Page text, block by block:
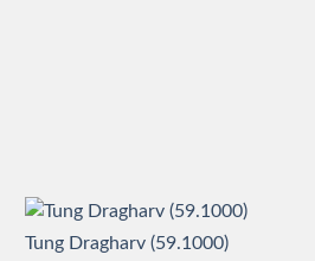
alternativen
kan
Tung Dragharv (59.1000)